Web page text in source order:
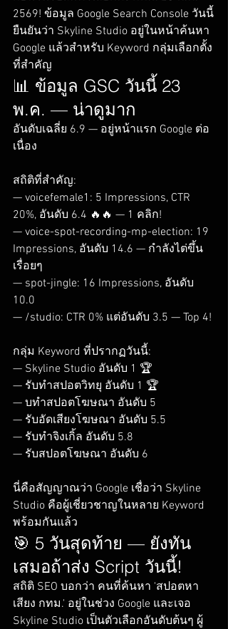
2569! ข้อมูล Google Search Console วันนี้
ยืนยันว่า Skyline Studio อยู่ในหน้าค้นหา
Google แล้วสำหรับ Keyword กลุ่มเลือกตั้ง
ที่สำคัญ
📊 ข้อมูล GSC วันนี้ 23
พ.ค. — น่าดูมาก
อันดับเฉลี่ย 6.9 — อยู่หน้าแรก Google ต่อ
เนื่อง
สถิติที่สำคัญ:
— voicefemale1: 5 Impressions, CTR
20%, อันดับ 6.4 🔥🔥 — 1 คลิก!
— voice-spot-recording-mp-election: 19
Impressions, อันดับ 14.6 — กำลังไต่ขึ้น
เรื่อยๆ
— spot-jingle: 16 Impressions, อันดับ
10.0
— /studio: CTR 0% แต่อันดับ 3.5 — Top 4!
กลุ่ม Keyword ที่ปรากฏวันนี้:
— Skyline Studio อันดับ 1 🏆
— รับทำสปอตวิทยุ อันดับ 1 🏆
— บทำสปอตโฆษณา อันดับ 5
— รับอัดเสียงโฆษณา อันดับ 5.5
— รับทำจิงเกิ้ล อันดับ 5.8
— รับสปอตโฆษณา อันดับ 6
นี่คือสัญญาณว่า Google เชื่อว่า Skyline
Studio คือผู้เชี่ยวชาญในหลาย Keyword
พร้อมกันแล้ว
🎯 5 วันสุดท้าย — ยังทัน
เสมอถ้าส่ง Script วันนี้!
สถิติ SEO บอกว่า คนที่ค้นหา 'สปอตหา
เสียง กทม.' อยู่ในช่วง Google และเจอ
Skyline Studio เป็นตัวเลือกอันดับต้นๆ ผู้